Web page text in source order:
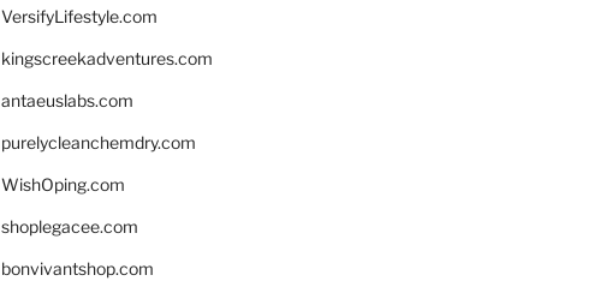
VersifyLifestyle.com
kingscreekadventures.com
antaeuslabs.com
purelycleanchemdry.com
WishOping.com
shoplegacee.com
bonvivantshop.com